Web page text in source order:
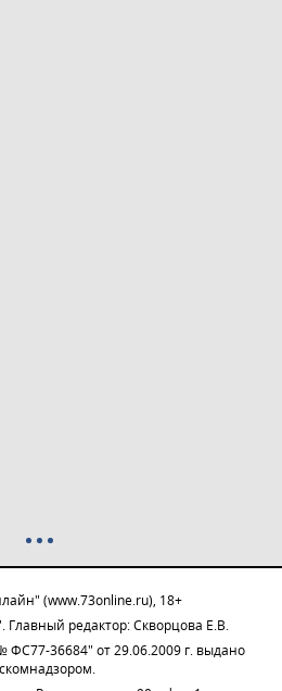
(www.73online.ru), 18+
редактор: Скворцова Е.В.
36684" от 29.06.2009 г. выдано